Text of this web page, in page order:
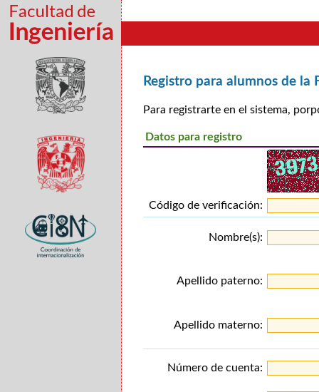
Registro para alumnos de la
Para registrarte en el sistema,
Datos para registro
Código de verificación:
Nombre(s):
Apellido paterno:
Apellido materno:
Número de cuenta: